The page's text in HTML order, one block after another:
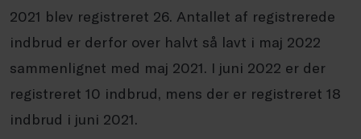
2021 blev registreret 26. Antallet af registrerede
indbrud er derfor over halvt så lavt i maj 2022
sammenlignet med maj 2021. I juni 2022 er der
registreret 10 indbrud, mens der er registreret 18
indbrud i juni 2021.